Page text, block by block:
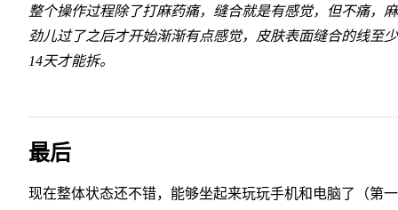
整个操作过程除了打麻药痛，缝合就是有感觉，但不痛，
劲儿过了之后才开始渐渐有点感觉，皮肤表面缝合的线至
14天才能拆。
最后
现在整体状态还不错，能够坐起来玩玩手机和电脑了（第